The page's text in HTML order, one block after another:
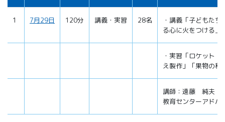
1 7月29日 120分 講義・実習 28名
・講義「子どもたち
る心に火をつける」
・実習「ロケット・
え製作」「果物の科
講師：遠藤 純夫（
教育センターアドバ